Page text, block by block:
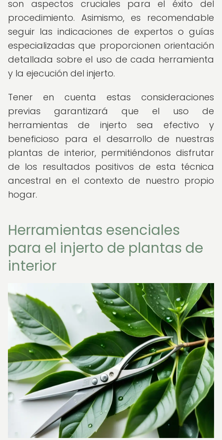
son aspectos cruciales para el éxito del
procedimiento. Asimismo, es recomendable
seguir las indicaciones de expertos o guías
especializadas que proporcionen orientación
detallada sobre el uso de cada herramienta
y la ejecución del injerto.
Tener en cuenta estas consideraciones
previas garantizará que el uso de
herramientas de injerto sea efectivo y
beneficioso para el desarrollo de nuestras
plantas de interior, permitiéndonos disfrutar
de los resultados positivos de esta técnica
ancestral en el contexto de nuestro propio
hogar.
Herramientas esenciales
para el injerto de plantas de
interior